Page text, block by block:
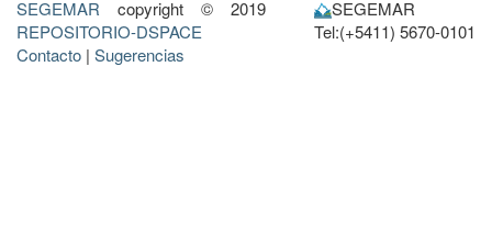
SEGEMAR copyright © 2019
REPOSITORIO-DSPACE
Contacto | Sugerencias
SEGEMAR
Tel:(+5411) 5670-0101